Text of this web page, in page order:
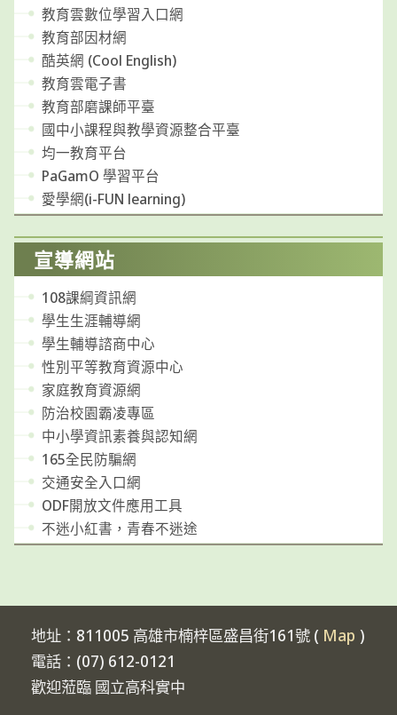
教育雲數位學習入口網
教育部因材網
酷英網 (Cool English)
教育雲電子書
教育部磨課師平臺
國中小課程與教學資源整合平臺
均一教育平台
PaGamO 學習平台
愛學網(i-FUN learning)
宣導網站
108課綱資訊網
學生生涯輔導網
學生輔導諮商中心
性別平等教育資源中心
家庭教育資源網
防治校園霸凌專區
中小學資訊素養與認知網
165全民防騙網
交通安全入口網
ODF開放文件應用工具
不迷小紅書，青春不迷途
地址：811005 高雄市楠梓區盛昌街161號 ( Map )
電話：(07) 612-0121
歡迎蒞臨 國立高科實中